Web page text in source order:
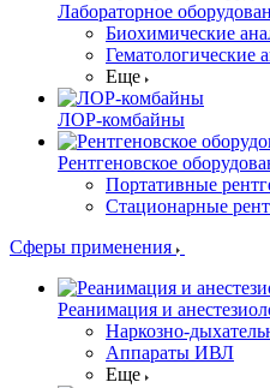
Лабораторное
Биохимические
Гематологические
Еще
ЛОР-комбайны
Рентгеновское
Портативные
Стационарные
Сферы применения
Реанимация и
Наркозно-
Аппараты ИВЛ
Еще